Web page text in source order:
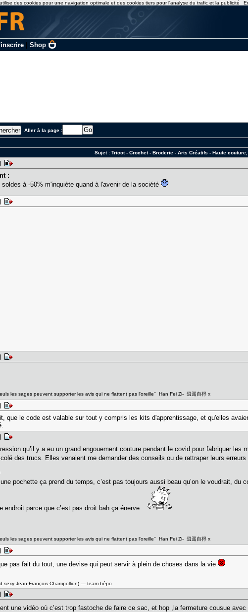
| Shop
Aller à la page :
Sujet :Tricot - Crochet - Broderie - Arts Créatifs - Haute
:
à -50% m'inquiète quand à l'avenir de la société
les sages peuvent supporter les avis qui ne flattent pas l'oreille" Han Fei Zi- 逍遥自得 x
que le code est valable sur tout y compris les kits d'apprentissage, et qu'elles
qu’il y a eu un grand engouement couture pendant le covid pour fabriquer
des trucs. Elles venaient me demander des conseils ou de rattraper leurs
pochette ça prend du temps, c’est pas toujours aussi beau qu’on le voudrait,
endroit parce que c’est pas droit bah ça énerve
les sages peuvent supporter les avis qui ne flattent pas l'oreille" Han Fei Zi- 逍遥自得 x
pas fait du tout, une devise qui peut servir à plein de choses dans la vie
sexy Jean-François Champollion) — team bépo
une vidéo où c’est trop fastoche de faire ce sac, et hop ,la fermeture cousue
des cookies pour une navigation optimale et des cookies tiers pour l'analyse du trafic et la publicité